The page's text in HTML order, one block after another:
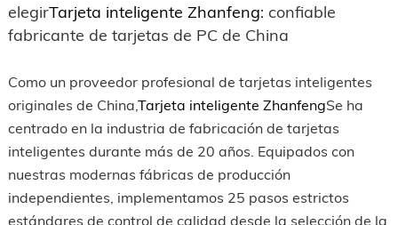
elegirTarjeta inteligente Zhanfeng: confiable
fabricante de tarjetas de PC de China
Como un proveedor profesional de tarjetas inteligentes
originales de China, Tarjeta inteligente ZhanfengSe ha
centrado en la industria de fabricación de tarjetas
inteligentes durante más de 20 años. Equipados con
nuestras modernas fábricas de producción
independientes, implementamos 25 pasos estrictos
estándares de control de calidad desde la selección de la